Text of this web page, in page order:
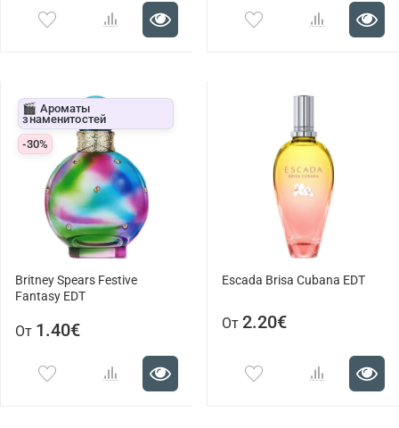
🎬 Ароматы
знаменитостей
-30%
Britney Spears Festive
Fantasy EDT
От 1.40€
Escada Brisa Cubana EDT
От 2.20€